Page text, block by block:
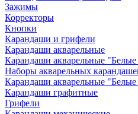
Зажимы
Корректоры
Кнопки
Карандаши и грифели
Карандаши акварельные
Карандаши акварельные
Наборы акварельных
Карандаши акварельные
Карандаши графитные
Грифели